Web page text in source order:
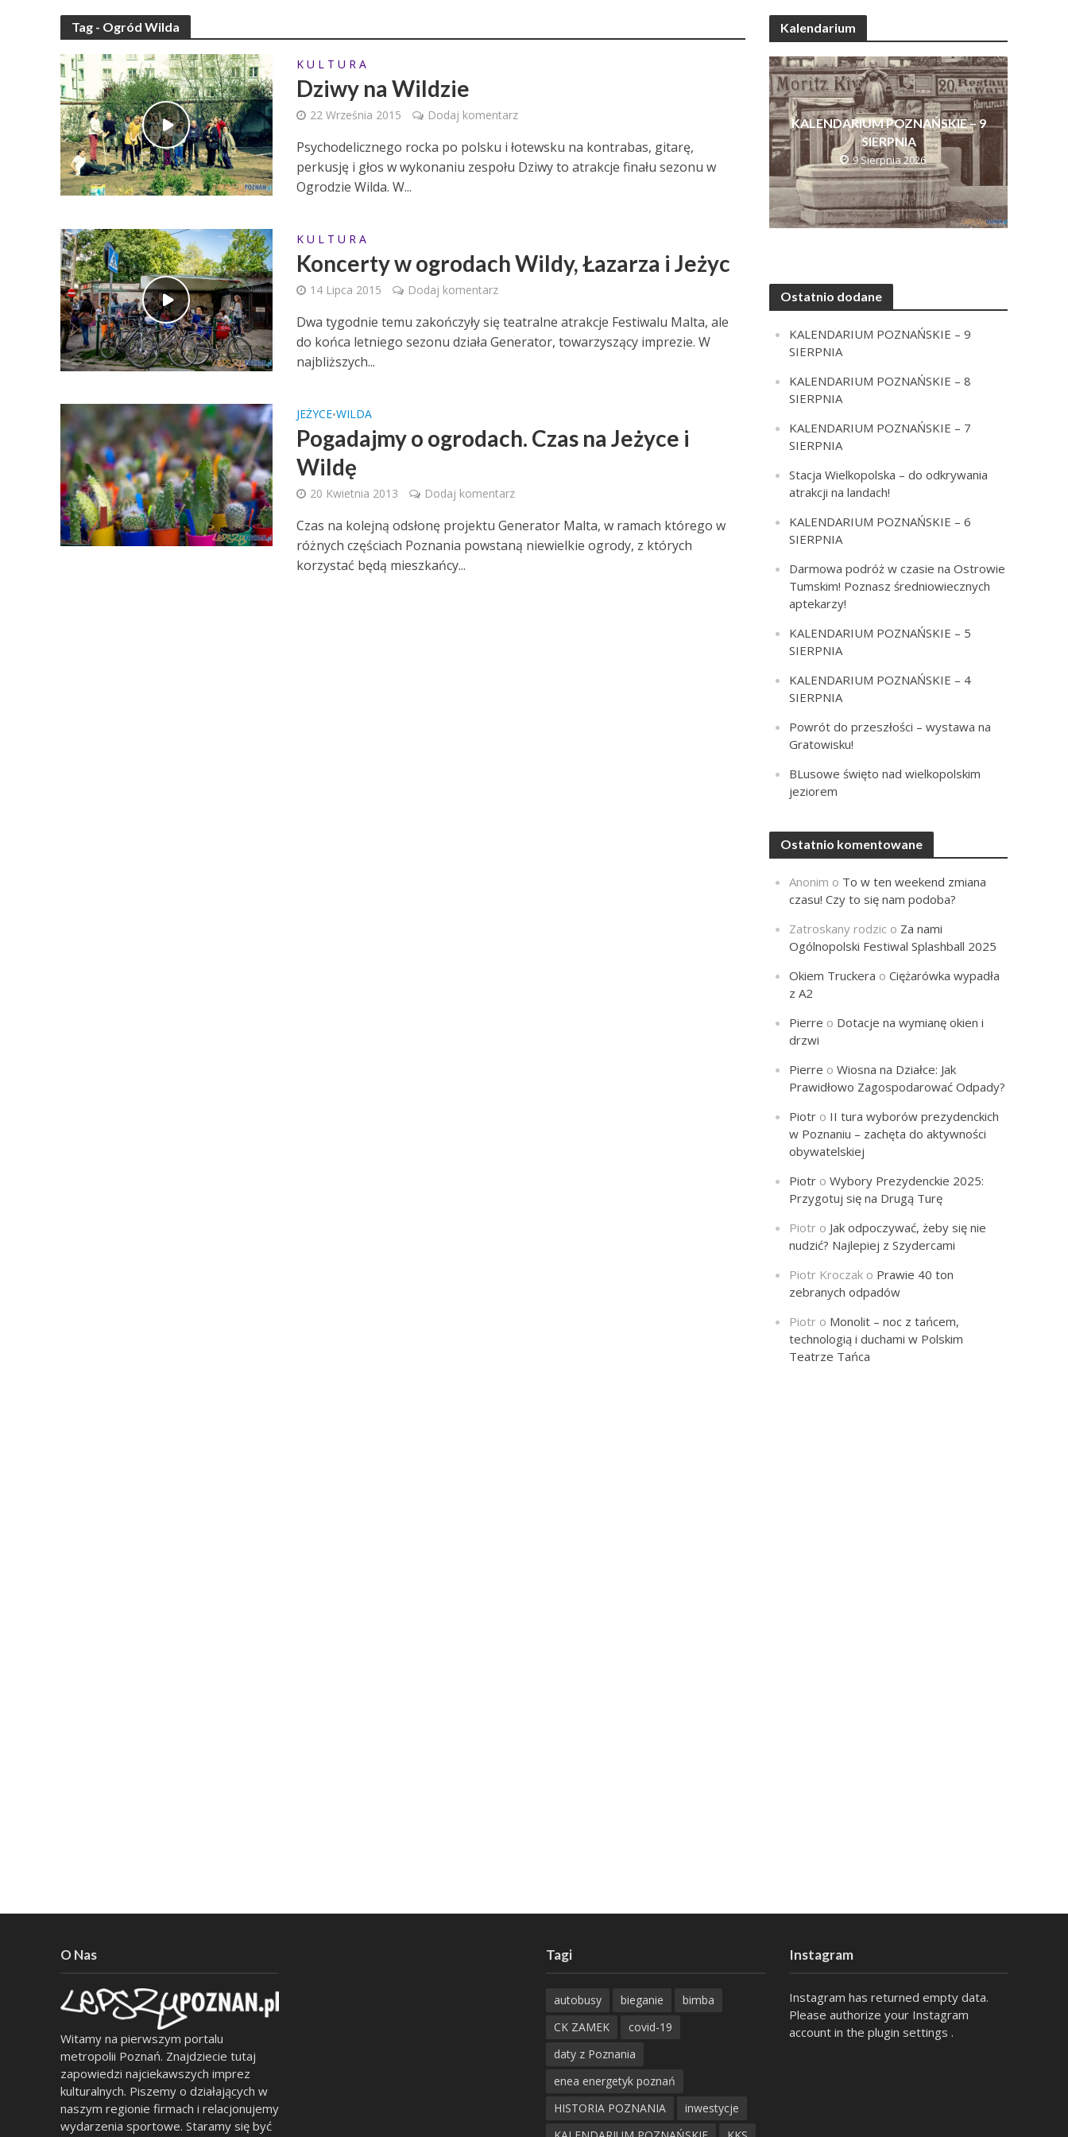
Tag - Ogród Wilda
K U L T U R A
Dziwy na Wildzie
22 Września 2015 Dodaj komentarz
Psychodelicznego rocka po polsku i łotewsku na kontrabas, gitarę,
perkusję i głos w wykonaniu zespołu Dziwy to atrakcje finału sezonu w
Ogrodzie Wilda. W...
K U L T U R A
Koncerty w ogrodach Wildy, Łazarza i Jeżyc
14 Lipca 2015 Dodaj komentarz
Dwa tygodnie temu zakończyły się teatralne atrakcje Festiwalu Malta, ale
do końca letniego sezonu działa Generator, towarzyszący imprezie. W
najbliższych...
JEŻYCE•WILDA
Pogadajmy o ogrodach. Czas na Jeżyce i
Wildę
20 Kwietnia 2013 Dodaj komentarz
Czas na kolejną odsłonę projektu Generator Malta, w ramach którego w
różnych częściach Poznania powstaną niewielkie ogrody, z których
korzystać będą mieszkańcy...
Kalendarium
KALENDARIUM POZNAŃSKIE – 9
SIERPNIA
9 Sierpnia 2026
Ostatnio dodane
KALENDARIUM POZNAŃSKIE – 9
SIERPNIA
KALENDARIUM POZNAŃSKIE – 8
SIERPNIA
KALENDARIUM POZNAŃSKIE – 7
SIERPNIA
Stacja Wielkopolska – do odkrywania
atrakcji na landach!
KALENDARIUM POZNAŃSKIE – 6
SIERPNIA
Darmowa podróż w czasie na Ostrowie
Tumskim! Poznasz średniowiecznych
aptekarzy!
KALENDARIUM POZNAŃSKIE – 5
SIERPNIA
KALENDARIUM POZNAŃSKIE – 4
SIERPNIA
Powrót do przeszłości – wystawa na
Gratowisku!
BLusowe święto nad wielkopolskim
jeziorem
Ostatnio komentowane
Anonim o To w ten weekend zmiana
czasu! Czy to się nam podoba?
Zatroskany rodzic o Za nami
Ogólnopolski Festiwal Splashball 2025
Okiem Truckera oCiężarówka wypadła
z A2
Pierre o Dotacje na wymianę okien i
drzwi
Pierre oWiosna na Działce: Jak
Prawidłowo Zagospodarować Odpady?
Piotr o II tura wyborów prezydenckich
w Poznaniu – zachęta do aktywności
obywatelskiej
Piotr oWybory Prezydenckie 2025:
Przygotuj się na Drugą Turę
Piotr o Jak odpoczywać, żeby się nie
nudzić? Najlepiej z Szydercami
Piotr Kroczak o Prawie 40 ton
zebranych odpadów
Piotr o Monolit – noc z tańcem,
technologią i duchami w Polskim
Teatrze Tańca
O Nas
Witamy na pierwszym portalu
metropolii Poznań. Znajdziecie tutaj
zapowiedzi najciekawszych imprez
kulturalnych. Piszemy o działających w
naszym regionie firmach i relacjonujemy
wydarzenia sportowe. Staramy się być
Tagi
autobusy bieganie
bimba
CK ZAMEK
covid-19
daty z Poznania
enea energetyk poznań
HISTORIA POZNANIA
inwestycje
Instagram
Instagram has returned empty data.
Please authorize your Instagram
account in the plugin settings .